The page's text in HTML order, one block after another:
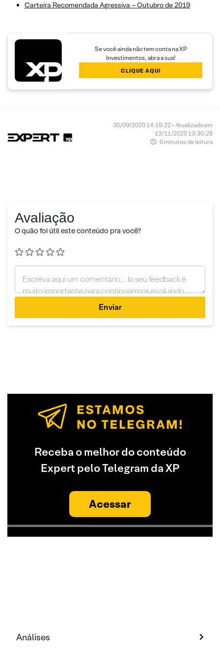
Carteira Recomendada Agressiva – Outubro de 2019
Se você ainda não tem conta na XP
Investimentos, abra a sua!
CLIQUE AQUI
30/09/2020 14:19:22 • Atualizado em
13/11/2020 13:30:28
6 minutos de leitura
Avaliação
O quão foi útil este conteúdo pra você?
Enviar
Receba o melhor do conteúdo
Expert pelo Telegram da XP
Acessar
Análises